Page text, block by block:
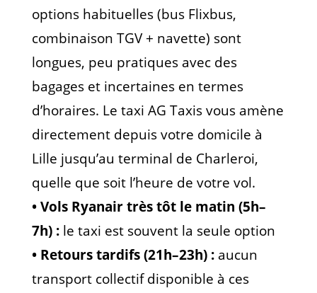
options habituelles (bus Flixbus,
combinaison TGV + navette) sont
longues, peu pratiques avec des
bagages et incertaines en termes
d’horaires. Le taxi AG Taxis vous amène
directement depuis votre domicile à
Lille jusqu’au terminal de Charleroi,
quelle que soit l’heure de votre vol.
• Vols Ryanair très tôt le matin (5h–
7h) :le taxi est souvent la seule option
• Retours tardifs (21h–23h) :aucun
transport collectif disponible à ces